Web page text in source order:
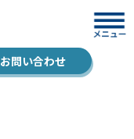
お問い合わせ